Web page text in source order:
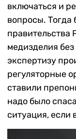
включаться и
вопросы. Тогда
правительства
медизделия
экспертизу
регуляторные
ставили
надо было
ситуация, если